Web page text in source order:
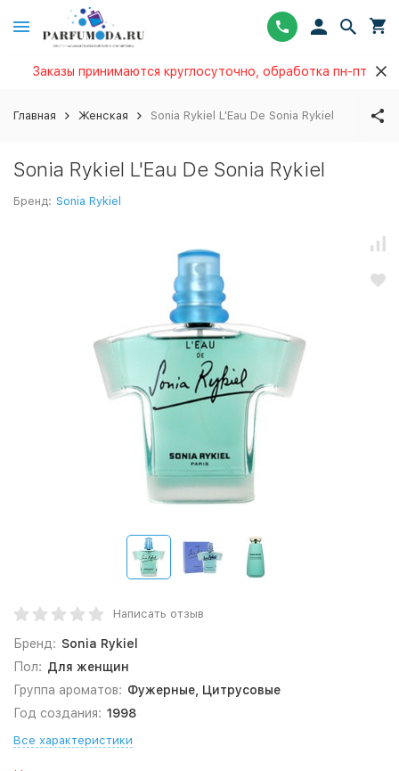
Заказы принимаются круглосуточно, обработка пн-пт
Главная Женская Sonia Rykiel L'Eau De Sonia Rykiel
Sonia Rykiel L'Eau De Sonia Rykiel
Бренд: Sonia Rykiel
Написать отзыв
Бренд: Sonia Rykiel
Пол: Для женщин
Группа ароматов: Фужерные, Цитрусовые
Год создания: 1998
Все характеристики